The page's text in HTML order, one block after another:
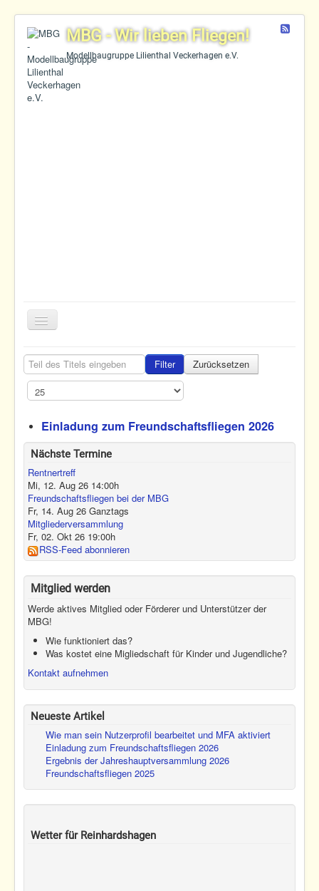
MBG - Wir lieben Fliegen!
Modellbaugruppe Lilienthal Veckerhagen e.V.
Toggle
Navigation
Home
Termine
Fliegen
Nachwuchs
Verein
Home Einladung
Teil des Titels eingeben Filter
Zurücksetzen
Anzeige #
Einladung zum Freundschaftsfliegen 2026
Nächste Termine
Rentnertreff
Mi, 12. Aug 26 14:00h
Freundschaftsfliegen bei der MBG
Fr, 14. Aug 26 Ganztags
Mitgliederversammlung
Fr, 02. Okt 26 19:00h
RSS-Feed abonnieren
Mitglied werden
Werde aktives Mitglied oder Förderer und Unterstützer der
MBG!
Wie funktioniert das?
Was kostet eine Migliedschaft für Kinder und Jugendliche?
Kontakt aufnehmen
Neueste Artikel
Wie man sein Nutzerprofil bearbeitet und MFA aktiviert
Einladung zum Freundschaftsfliegen 2026
Ergebnis der Jahreshauptversammlung 2026
Freundschaftsfliegen 2025
Wetter für Reinhardshagen